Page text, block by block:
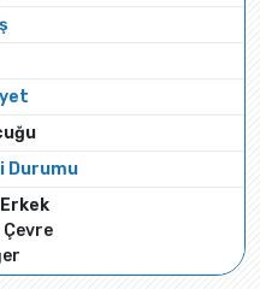
Durumu
Erkek